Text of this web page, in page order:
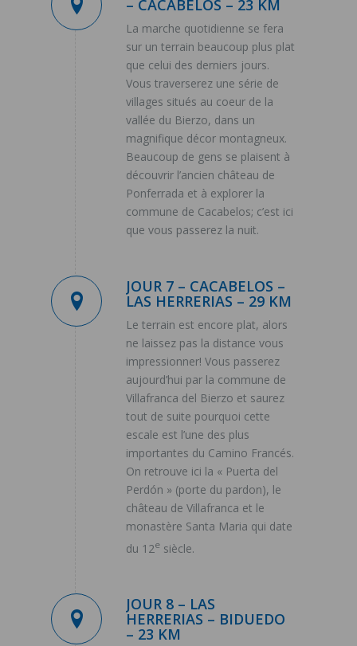
– CACABELOS – 23 KM
La marche quotidienne se fera
sur un terrain beaucoup plus plat
que celui des derniers jours.
Vous traverserez une série de
villages situés au coeur de la
vallée du Bierzo, dans un
magnifique décor montagneux.
Beaucoup de gens se plaisent à
découvrir l’ancien château de
Ponferrada et à explorer la
commune de Cacabelos; c’est ici
que vous passerez la nuit.
JOUR 7 – CACABELOS –
LAS HERRERIAS – 29 KM
Le terrain est encore plat, alors
ne laissez pas la distance vous
impressionner! Vous passerez
aujourd’hui par la commune de
Villafranca del Bierzo et saurez
tout de suite pourquoi cette
escale est l’une des plus
importantes du Camino Francés.
On retrouve ici la « Puerta del
Perdón » (porte du pardon), le
château de Villafranca et le
monastère Santa Maria qui date
du 12e siècle.
JOUR 8 – LAS
HERRERIAS – BIDUEDO
– 23 KM